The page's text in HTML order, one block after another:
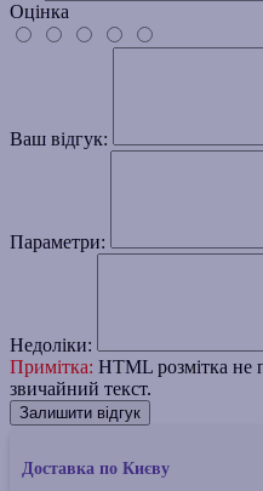
Оцінка
Ваш відгук:
Параметри:
Недоліки:
Примітка: HTML розмітка не
звичайний текст.
Залишити відгук
Доставка по Києву